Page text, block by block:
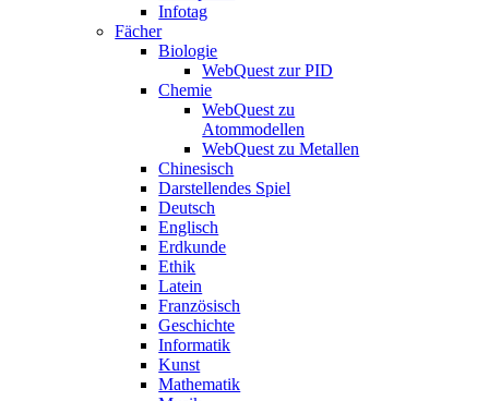
Infotag
Fächer
Biologie
WebQuest zur PID
Chemie
WebQuest zu
Atommodellen
WebQuest zu Metallen
Chinesisch
Darstellendes Spiel
Deutsch
Englisch
Erdkunde
Ethik
Latein
Französisch
Geschichte
Informatik
Kunst
Mathematik